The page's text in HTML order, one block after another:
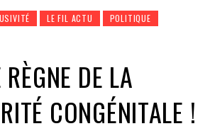
LE FIL ACTU
POLITIQUE
DE LA
CONGÉNITALE !